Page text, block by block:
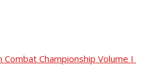
Championship Volume I